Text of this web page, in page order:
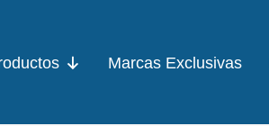
Marcas Exclusivas